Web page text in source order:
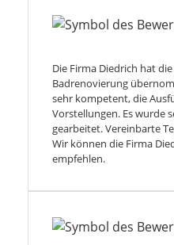
Die Firma Diedrich hat
Badrenovierung
sehr kompetent, die
Vorstellungen. Es wurde
gearbeitet. Vereinbarte
Wir können die Firma
empfehlen.